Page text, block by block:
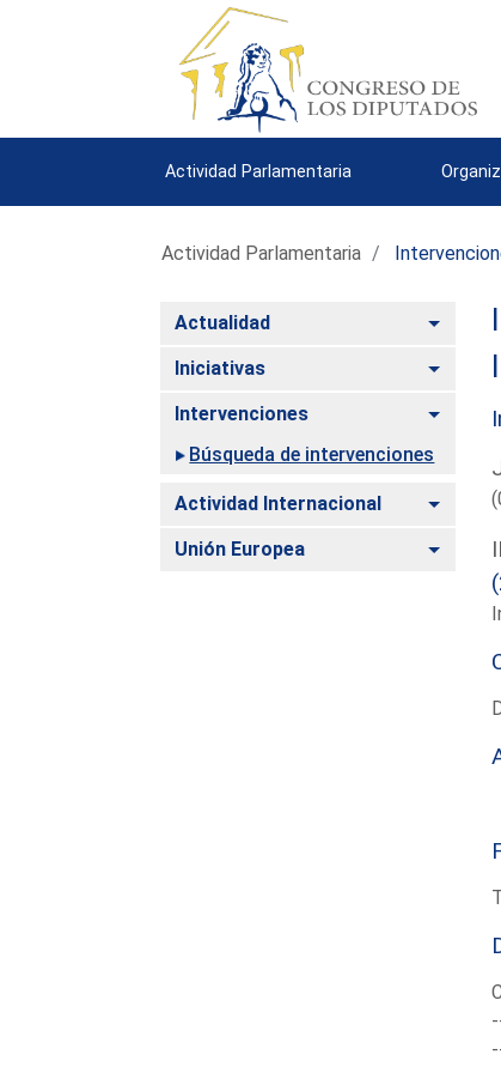
Actividad Parlamentaria
Actividad Parlamentaria
Actualidad
Iniciativas
Intervenciones
Búsqueda de intervenciones
Actividad Internacional
Unión Europea